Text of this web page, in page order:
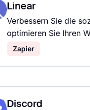
Linear
Verbessern Sie die
optimieren Sie Ihren
Zapier
Discord